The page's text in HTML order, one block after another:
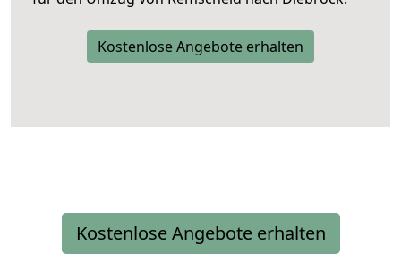
Kostenlose Angebote erhalten
Kostenlose Angebote erhalten